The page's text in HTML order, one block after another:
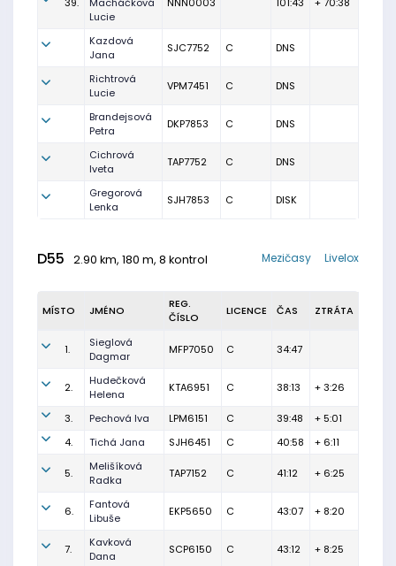
Lucie
Kazdová
Jana
SJC7752 C DNS
Richtrová
Lucie
VPM7451 C DNS
Brandejsová
Petra
DKP7853 C DNS
Cichrová
Iveta
TAP7752 C DNS
Gregorová
Lenka
SJH7853 C DISK
D55 2.90 km, 180 m, 8 kontrol Livelox
Mezičasy
MÍSTO JMÉNO
REG.
ČÍSLO
LICENCE ČAS ZTRÁTA
1.
Sieglová
Dagmar
MFP7050 C 34:47
2.
Hudečková
Helena
KTA6951 C 38:13 + 3:26
3. Pechová Iva LPM6151 C 39:48
+ 5:01
4.
Tichá Jana SJH6451 C 40:58 + 6:11
5.
Melišíková
Radka
TAP7152 C 41:12 + 6:25
6.
Fantová
Libuše
EKP5650 C 43:07 + 8:20
7.
Kavková
Dana
SCP6150 C 43:12 + 8:25